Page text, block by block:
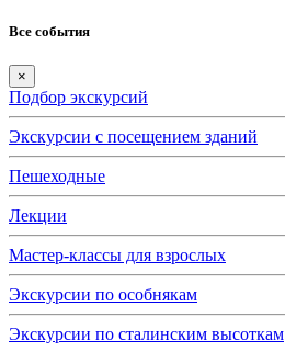
Все события
×
Подбор экскурсий
Экскурсии с посещением зданий
Пешеходные
Лекции
Мастер-классы для взрослых
Экскурсии по особнякам
Экскурсии по сталинским высоткам